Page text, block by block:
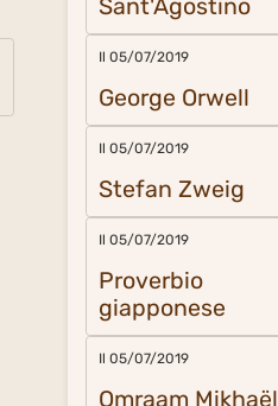
Sant'Agostino
Il 05/07/2019
George Orwell
Il 05/07/2019
Stefan Zweig
Il 05/07/2019
Proverbio
giapponese
Il 05/07/2019
Omraam Mikhaël